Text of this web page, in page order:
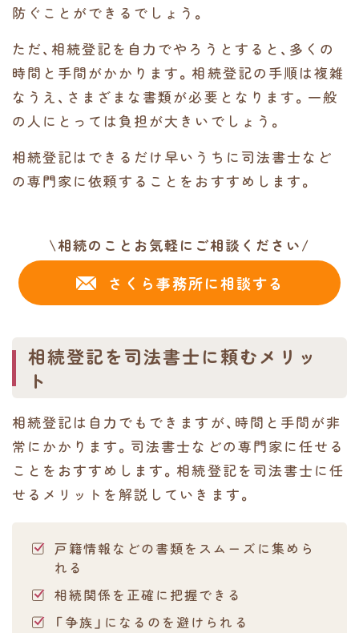
防ぐことができるでしょう。
ただ、相続登記を自力でやろうとすると、多くの
時間と手間がかかります。相続登記の手順は複雑
なうえ、さまざまな書類が必要となります。一般
の人にとっては負担が大きいでしょう。
相続登記はできるだけ早いうちに司法書士など
の専門家に依頼することをおすすめします。
\相続のことお気軽にご相談ください/
さくら事務所に相談する
相続登記を司法書士に頼むメリッ
ト
相続登記は自力でもできますが、時間と手間が非
常にかかります。司法書士などの専門家に任せる
ことをおすすめします。相続登記を司法書士に任
せるメリットを解説していきます。
戸籍情報などの書類をスムーズに集めら
れる
相続関係を正確に把握できる
「争族」になるのを避けられる